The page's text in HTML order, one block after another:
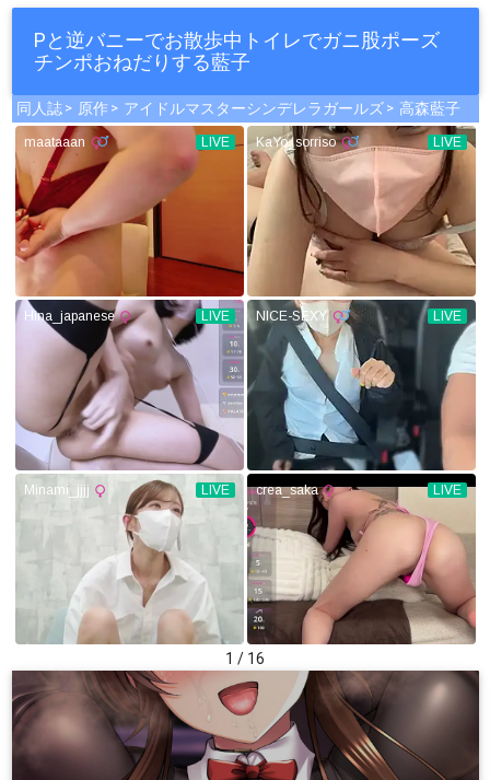
Pと逆バニーでお散歩中トイレでガニ股ポーズ
チンポおねだりする藍子
同人誌 原作 アイドルマスターシンデレラガールズ 高森藍子
1 / 16